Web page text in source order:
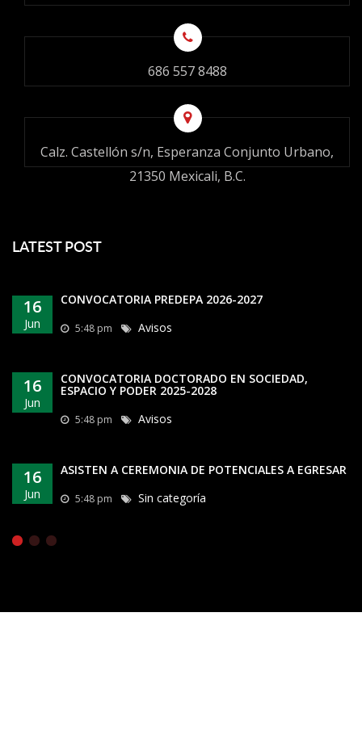
686 557 8488
Calz. Castellón s/n, Esperanza Conjunto Urbano,
21350 Mexicali, B.C.
LATEST POST
16
Jun
CONVOCATORIA PREDEPA 2026-2027
5:48 pm Avisos
16
Jun
CONVOCATORIA DOCTORADO EN SOCIEDAD,
ESPACIO Y PODER 2025-2028
5:48 pm Avisos
16
Jun
ASISTEN A CEREMONIA DE POTENCIALES A EGRESAR
5:48 pm Sin categoría